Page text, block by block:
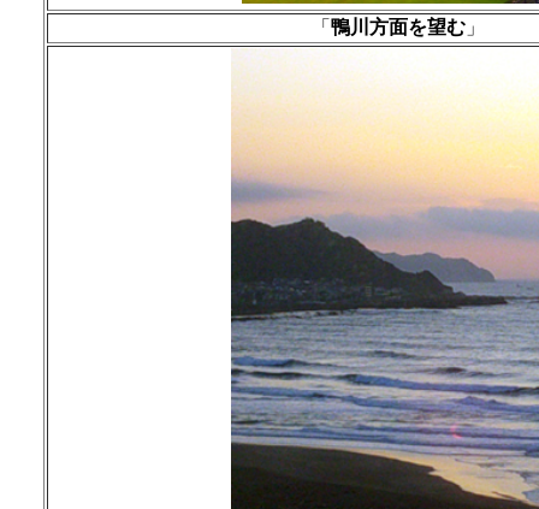
「 鴨川方面を望む 」